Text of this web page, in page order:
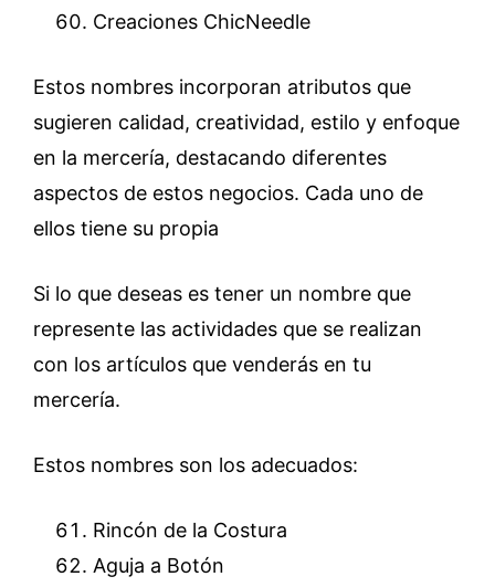
Creaciones ChicNeedle
Estos nombres incorporan atributos que
sugieren calidad, creatividad, estilo y enfoque
en la mercería, destacando diferentes
aspectos de estos negocios. Cada uno de
ellos tiene su propia
Si lo que deseas es tener un nombre que
represente las actividades que se realizan
con los artículos que venderás en tu
mercería.
Estos nombres son los adecuados:
Rincón de la Costura
Aguja a Botón